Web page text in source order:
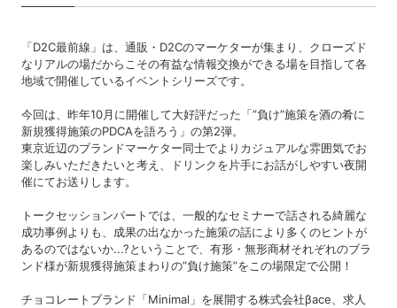
「D2C最前線」は、通販・D2Cのマーケターが集まり、クローズド
なリアルの場だからこその有益な情報交換ができる場を目指して各
地域で開催しているイベントシリーズです。
今回は、昨年10月に開催して大好評だった「”負け”施策を酒の肴に
新規獲得施策のPDCAを語ろう」の第2弾。
東京近辺のブランドマーケター同士でよりカジュアルな雰囲気でお
楽しみいただきたいと考え、ドリンクを片手にお話がしやすい夜開
催にてお送りします。
トークセッションパートでは、一般的なセミナーで話される綺麗な
成功事例よりも、成果の出なかった施策の話により多くのヒントが
あるのではないか...?ということで、有形・無形商材それぞれのブラ
ンド様が新規獲得施策まわりの”負け施策”をこの場限定で公開！
チョコレートブランド「Minimal」を展開する株式会社βace、求人